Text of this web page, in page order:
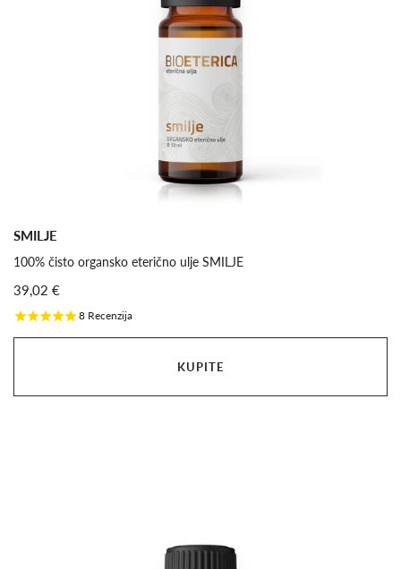
SMILJE
100% čisto organsko eterično ulje SMILJE
39,02 €
8 Recenzija
KUPITE